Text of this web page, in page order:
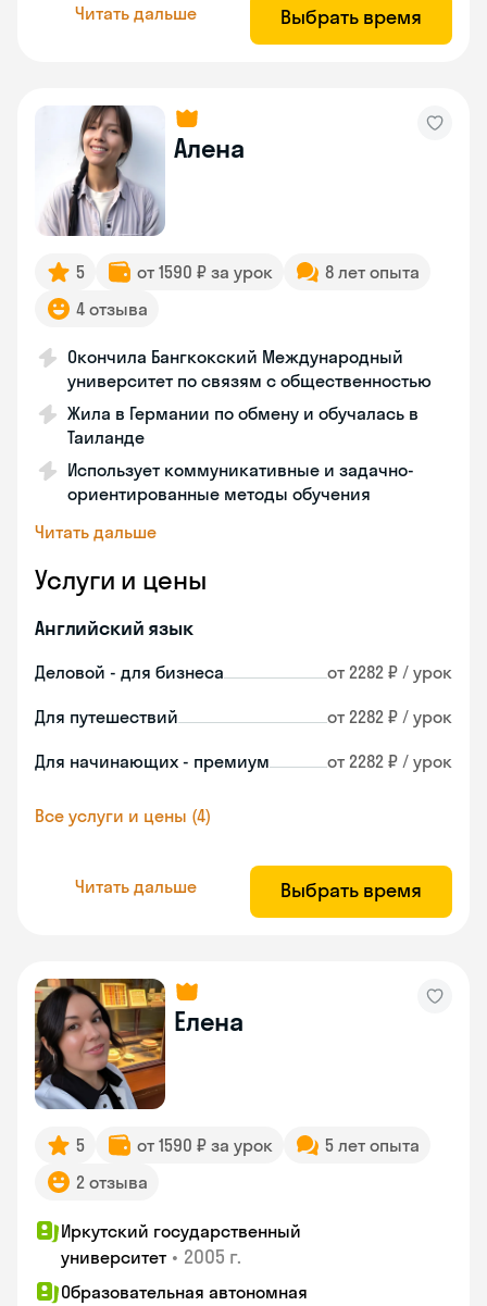
Читать дальше Выбрать время
Алена
5 от 1590 ₽ за урок
8 лет опыта
4 отзыва
Окончила Бангкокский Международный
университет по связям с общественностью
Жила в Германии по обмену и обучалась в
Таиланде
Использует коммуникативные и задачно-
ориентированные методы обучения
Читать дальше
Услуги и цены
Английский язык
Деловой - для бизнеса от 2282 ₽ / урок
Для путешествий от 2282 ₽ / урок
Для начинающих - премиум от 2282 ₽ / урок
Все услуги и цены (4)
Читать дальше Выбрать время
Елена
5 от 1590 ₽ за урок
5 лет опыта
2 отзыва
Иркутский государственный
университет • 2005 г.
Образовательная автономная